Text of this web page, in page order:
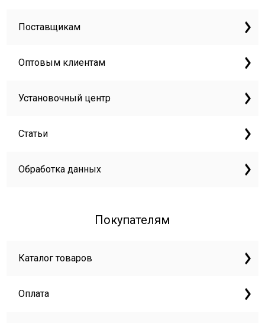
Поставщикам
Оптовым клиентам
Установочный центр
Статьи
Обработка данных
Покупателям
Каталог товаров
Оплата